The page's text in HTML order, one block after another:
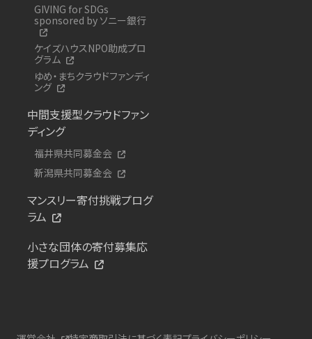
GIVING for SDGs
sponsored by ソニー銀行
ケイズハウスNPO助成プロ
グラム
ゆめ・まちクラウドファンディ
ング
中間支援型クラウドファン
ディング
福井県共同募金会
新潟県共同募金会
マンスリー寄付挑戦プログ
ラム
小さな団体の寄付募集応
援プログラム